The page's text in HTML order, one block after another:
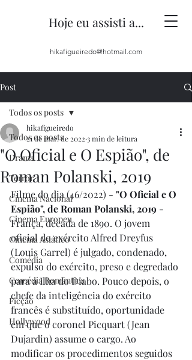
Hoje eu assisti a...
hikafigueiredo@hotmail.com
Post
Todos os posts
Drama
Terror
Cinema Nacional
Cinema Europeu
Cinema Asiático
Comédia
Comédia Romântica
Ficção
Hollywood
Todos os posts
"O Oficial e O Espião", de
Roman Polanski, 2019
hikafigueiredo
21 de mar. de 2022 3 min de leitura
Filme do dia (46/2022) - "O Oficial e O
Espião", de Roman Polanski, 2019 -
França, década de 1890. O jovem
oficial do exército Alfred Dreyfus
(Louis Garrel) é julgado, condenado,
expulso do exército, preso e degredado
para a Ilha do Diabo. Pouco depois, o
chefe da inteligência do exército
francês é substituído, oportunidade
em que o coronel Picquart (Jean
Dujardin) assume o cargo. Ao
modificar os procedimentos seguidos